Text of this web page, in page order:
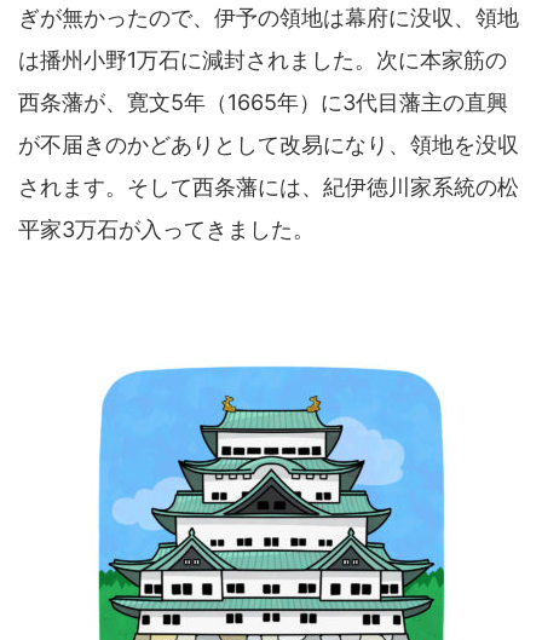
ぎが無かったので、伊予の領地は幕府に没収、領地
は播州小野1万石に減封されました。次に本家筋の
西条藩が、寛文5年（1665年）に3代目藩主の直興
が不届きのかどありとして改易になり、領地を没収
されます。そして西条藩には、紀伊徳川家系統の松
平家3万石が入ってきました。